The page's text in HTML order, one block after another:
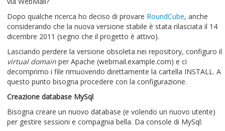
Dopo qualche ricerca ho deciso di provare RoundCube, anche
considerando che la nuova versione stabile è stata rilasciata il 14
dicembre 2011 (segno che il progetto è attivo).
Lasciando perdere la versione obsoleta nei repository, configuro il
virtual domain per Apache (webmail.example.com) e ci
decomprimo i file rimuovendo direttamente la cartella INSTALL. A
questo punto bisogna procedere con la configurazione.
Creazione database MySql
Bisogna creare un nuovo database (e volendo un nuovo utente)
per gestire sessioni e compagnia bella. Da console di MySql: